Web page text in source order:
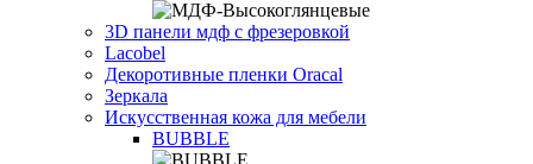
3D панели мдф с фрезеровкой
Lacobel
Декоротивные пленки Oracal
Зеркала
Искусственная кожа для мебели
BUBBLE